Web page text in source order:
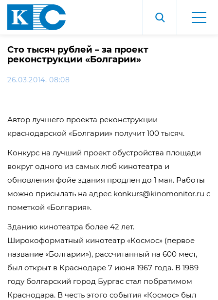
Сто тысяч рублей – за проект
реконструкции «Болгарии»
26.03.2014, 08:08
Автор лучшего проекта реконструкции
краснодарской «Болгарии» получит 100 тысяч.
Конкурс на лучший проект обустройства площади
вокруг одного из самых люб кинотеатра и
обновления фойе здания продлен до 1 мая. Работы
можно присылать на адрес konkurs@kinomonitor.ru с
пометкой «Болгария».
Зданию кинотеатра более 42 лет.
Широкоформатный кинотеатр «Космос» (первое
название «Болгарии»), рассчитанный на 600 мест,
был открыт в Краснодаре 7 июня 1967 года. В 1989
году болгарский город Бургас стал побратимом
Краснодара. В честь этого события «Космос» был